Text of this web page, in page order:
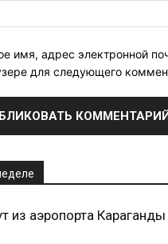
имя, адрес электронной
для следующего
из аэропорта Караганды